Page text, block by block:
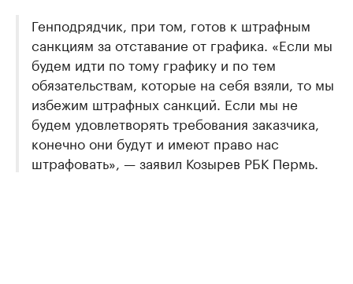
Генподрядчик, при том, готов к штрафным
санкциям за отставание от графика. «Если мы
будем идти по тому графику и по тем
обязательствам, которые на себя взяли, то мы
избежим штрафных санкций. Если мы не
будем удовлетворять требования заказчика,
конечно они будут и имеют право нас
штрафовать», — заявил Козырев РБК Пермь.